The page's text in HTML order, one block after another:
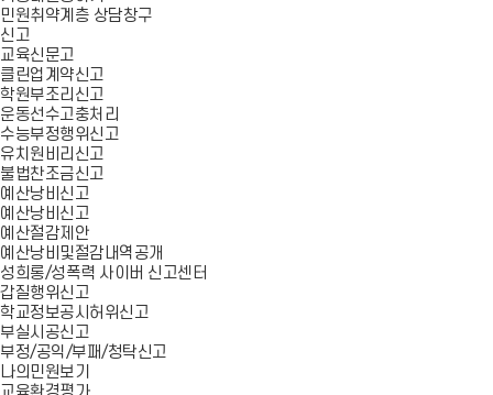
민원취약계층 상담창구
신고
교육신문고
클린업계약신고
학원부조리신고
운동선수고충처리
수능부정행위신고
유치원비리신고
불법찬조금신고
예산낭비신고
예산낭비신고
예산절감제안
예산낭비및절감내역공개
성희롱/성폭력 사이버 신고센터
갑질행위신고
학교정보공시허위신고
부실시공신고
부정/공익/부패/청탁신고
나의민원보기